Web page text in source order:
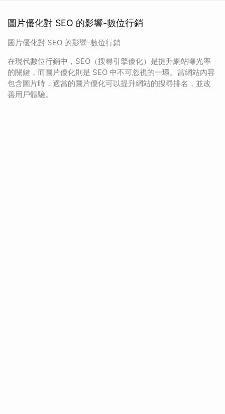
圖片優化對 SEO 的影響-數位行銷
圖片優化對 SEO 的影響-數位行銷
在現代數位行銷中，SEO（搜尋引擎優化）是提升網站曝光率
的關鍵，而圖片優化則是 SEO 中不可忽視的一環。當網站內容
包含圖片時，適當的圖片優化可以提升網站的搜尋排名，並改
善用戶體驗。